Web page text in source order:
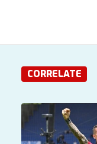
CORRELATE